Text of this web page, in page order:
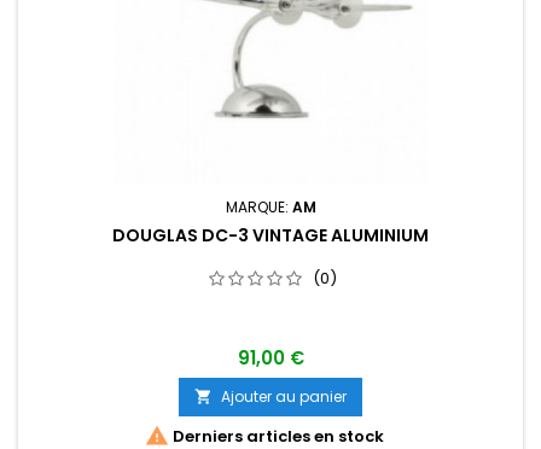
MARQUE: AM
DOUGLAS DC-3 VINTAGE ALUMINIUM
(0)
91,00 €
 Ajouter au panier
 Derniers articles en stock